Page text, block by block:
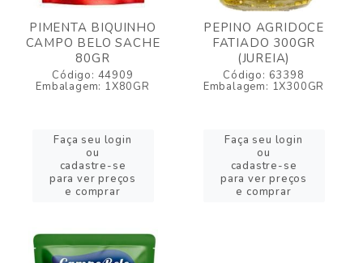
PIMENTA BIQUINHO
CAMPO BELO SACHE
80GR
Código: 44909
Embalagem: 1X80GR
Faça seu login
ou
cadastre-se
para ver preços
e comprar
PEPINO AGRIDOCE
FATIADO 300GR
(JUREIA)
Código: 63398
Embalagem: 1X300GR
Faça seu login
ou
cadastre-se
para ver preços
e comprar